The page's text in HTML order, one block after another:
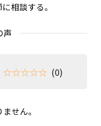
相談する。
声
☆☆☆☆☆ (0)
せん。